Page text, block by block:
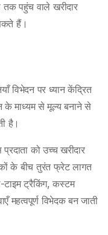
तक पहुंच वाले खरीदार
हैं।
विभेदन पर ध्यान केंद्रित
के माध्यम से मूल्य बनाने से
है।
प्रदाता को उच्च खरीदार
के बीच तुरंत फ्रेट लागत
ट्रैकिंग, कस्टम
महत्वपूर्ण विभेदक बन जाती